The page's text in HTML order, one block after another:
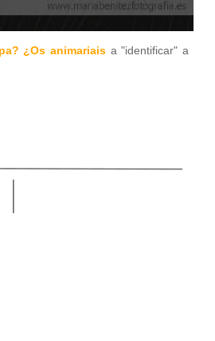
¿Os animariais a "identificar" a